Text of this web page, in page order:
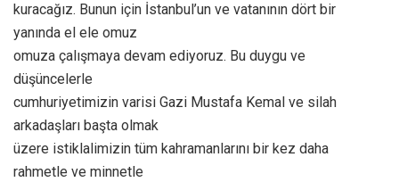
kuracağız. Bunun için İstanbul’un ve vatanının dört bir
yanında el ele omuz
omuza çalışmaya devam ediyoruz. Bu duygu ve
düşüncelerle
cumhuriyetimizin varisi Gazi Mustafa Kemal ve silah
arkadaşları başta olmak
üzere istiklalimizin tüm kahramanlarını bir kez daha
rahmetle ve minnetle